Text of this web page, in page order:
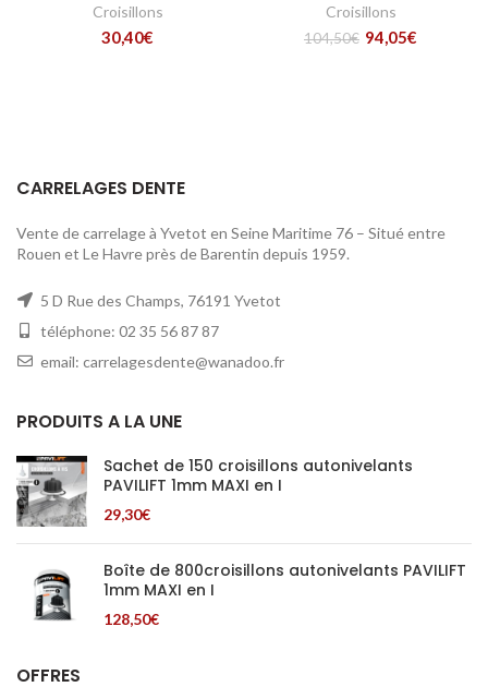
Croisillons
30,40€
Croisillons
104,50€ 94,05€
CARRELAGES DENTE
Vente de carrelage à Yvetot en Seine Maritime 76 – Situé entre
Rouen et Le Havre près de Barentin depuis 1959.
5 D Rue des Champs, 76191 Yvetot
téléphone: 02 35 56 87 87
email: carrelagesdente@wanadoo.fr
PRODUITS A LA UNE
Sachet de 150 croisillons autonivelants
PAVILIFT 1mm MAXI en I
29,30€
Boîte de 800croisillons autonivelants PAVILIFT
1mm MAXI en I
128,50€
OFFRES